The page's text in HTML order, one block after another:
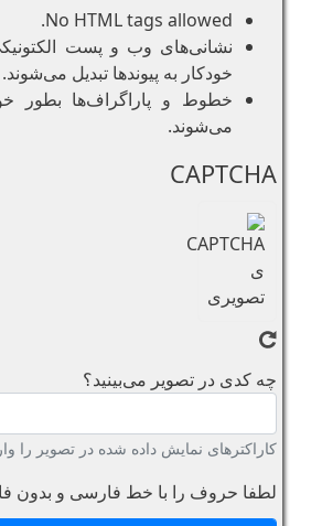
No HTML tags allowed.
نشانی‌های وب و پست
خودکار به پیوند‌ها تبدیل می‌شوند.
خطوط و پاراگراف‌ها بطور
می‌شوند.
CAPTCHA
چه کدی در تصویر می‌بینید؟
کاراکترهای نمایش داده شده در تصویر را وارد
لطفا حروف را با خط فارسی و بدون